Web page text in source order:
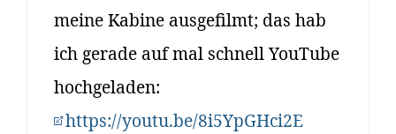
meine Kabine ausgefilmt; das hab
ich gerade auf mal schnell YouTube
hochgeladen:
https://youtu.be/8i5YpGHci2E